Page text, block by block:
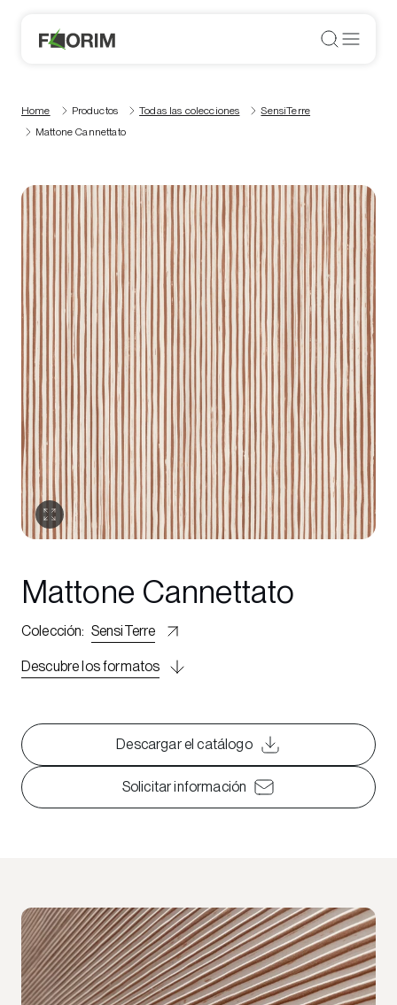
Home Productos Todas las colecciones
SensiTerre
Mattone Cannettato
Mattone Cannettato
Colección: SensiTerre
Descubre los formatos
Descargar el catálogo
Solicitar información